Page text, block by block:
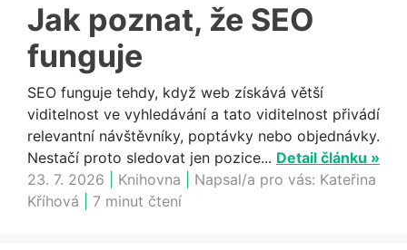
Jak poznat, že SEO
funguje
SEO funguje tehdy, když web získává větší
viditelnost ve vyhledávání a tato viditelnost přivádí
relevantní návštěvníky, poptávky nebo objednávky.
Nestačí proto sledovat jen pozice... Detail článku »
23. 7. 2026
Knihovna Napsal/a pro vás: Kateřina
Kříhová
7 minut čtení